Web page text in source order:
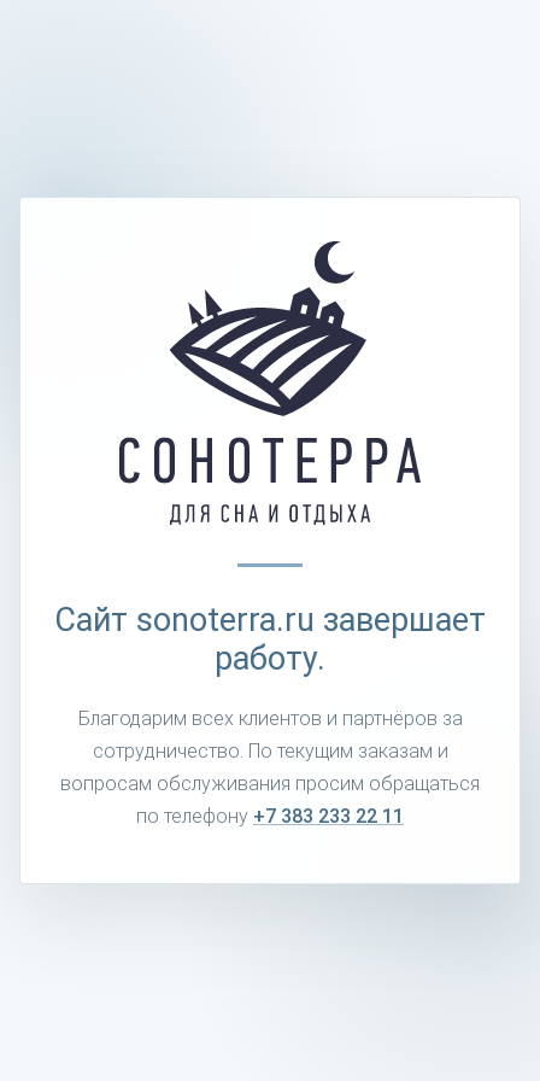
Сайт sonoterra.ru завершает
работу.
Благодарим всех клиентов и партнёров за
сотрудничество. По текущим заказам и
вопросам обслуживания просим обращаться
по телефону +7 383 233 22 11